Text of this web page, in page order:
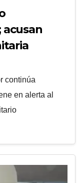
acusan
continúa
en alerta al